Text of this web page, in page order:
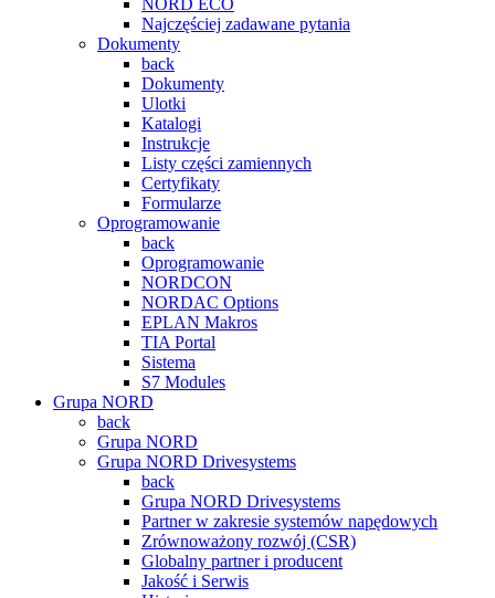
NORD ECO
Najczęściej zadawane pytania
Dokumenty
back
Dokumenty
Ulotki
Katalogi
Instrukcje
Listy części zamiennych
Certyfikaty
Formularze
Oprogramowanie
back
Oprogramowanie
NORDCON
NORDAC Options
EPLAN Makros
TIA Portal
Sistema
S7 Modules
Grupa NORD
back
Grupa NORD
Grupa NORD Drivesystems
back
Grupa NORD Drivesystems
Partner w zakresie systemów napędowych
Zrównoważony rozwój (CSR)
Globalny partner i producent
Jakość i Serwis